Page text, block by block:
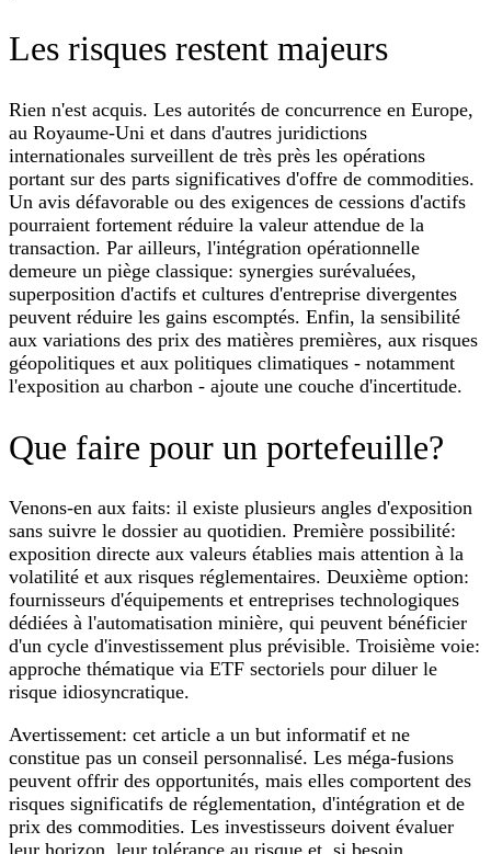
Les risques restent majeurs
Rien n'est acquis. Les autorités de concurrence en Europe,
au Royaume-Uni et dans d'autres juridictions
internationales surveillent de très près les opérations
portant sur des parts significatives d'offre de commodities.
Un avis défavorable ou des exigences de cessions d'actifs
pourraient fortement réduire la valeur attendue de la
transaction. Par ailleurs, l'intégration opérationnelle
demeure un piège classique: synergies surévaluées,
superposition d'actifs et cultures d'entreprise divergentes
peuvent réduire les gains escomptés. Enfin, la sensibilité
aux variations des prix des matières premières, aux risques
géopolitiques et aux politiques climatiques - notamment
l'exposition au charbon - ajoute une couche d'incertitude.
Que faire pour un portefeuille?
Venons-en aux faits: il existe plusieurs angles d'exposition
sans suivre le dossier au quotidien. Première possibilité:
exposition directe aux valeurs établies mais attention à la
volatilité et aux risques réglementaires. Deuxième option:
fournisseurs d'équipements et entreprises technologiques
dédiées à l'automatisation minière, qui peuvent bénéficier
d'un cycle d'investissement plus prévisible. Troisième voie:
approche thématique via ETF sectoriels pour diluer le
risque idiosyncratique.
Avertissement: cet article a un but informatif et ne
constitue pas un conseil personnalisé. Les méga-fusions
peuvent offrir des opportunités, mais elles comportent des
risques significatifs de réglementation, d'intégration et de
prix des commodities. Les investisseurs doivent évaluer